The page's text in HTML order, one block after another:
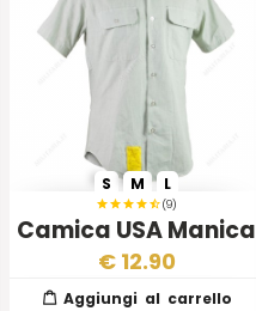
(9)
Camica USA Manica
Corta
S M L
€ 12.90